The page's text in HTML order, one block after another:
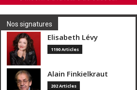
Nos signatures
Elisabeth Lévy
1190 Articles
Alain Finkielkraut
202 Articles